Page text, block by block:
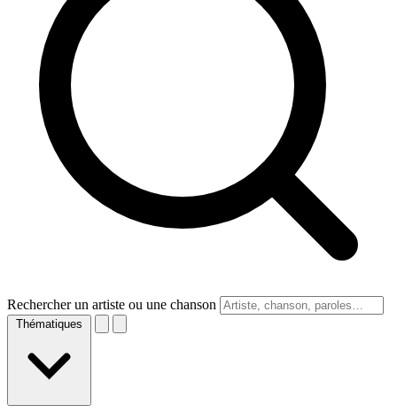
Rechercher un artiste ou une chanson
Thématiques